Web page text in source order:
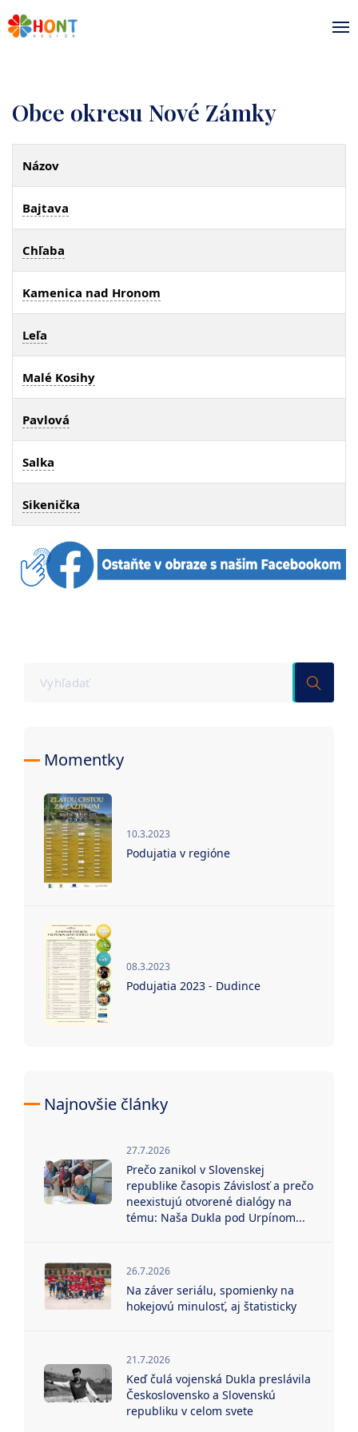
Obce okresu Nové Zámky
Názov
Bajtava
Chľaba
Kamenica nad Hronom
Leľa
Malé Kosihy
Pavlová
Salka
Sikenička
Momentky
10.3.2023
Podujatia v regióne
08.3.2023
Podujatia 2023 - Dudince
Najnovšie články
27.7.2026
Prečo zanikol v Slovenskej
republike časopis Závislosť a prečo
neexistujú otvorené dialógy na
tému: Naša Dukla pod Urpínom...
26.7.2026
Na záver seriálu, spomienky na
hokejovú minulosť, aj štatisticky
21.7.2026
Keď čulá vojenská Dukla preslávila
Československo a Slovenskú
republiku v celom svete